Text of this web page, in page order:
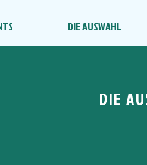
DIE AUSWAHL
DIE